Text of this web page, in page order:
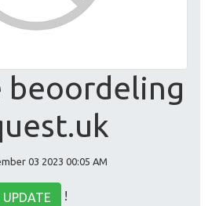
beoordeling
03 2023 00:05 AM
UPDATE !